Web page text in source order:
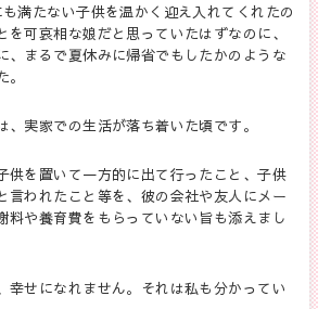
満たない子供を温かく迎え入れてくれたの
を可哀相な娘だと思っていたはずなのに、
、まるで夏休みに帰省でもしたかのような
実家での生活が落ち着いた頃です。
供を置いて一方的に出て行ったこと、子供
言われたこと等を、彼の会社や友人にメー
料や養育費をもらっていない旨も添えまし
幸せになれません。それは私も分かってい